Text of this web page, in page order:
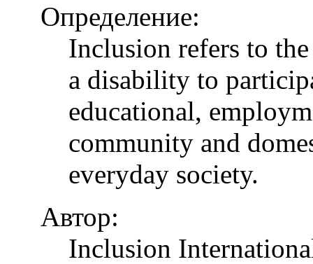
Определение:
Inclusion refers to
a disability to
educational,
community and
everyday society.
Автор:
Inclusion